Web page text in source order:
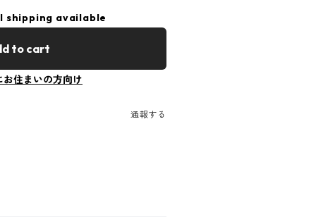
shipping available
to cart
お住まいの方向け
通報する